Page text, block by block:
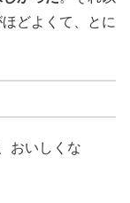
どよくて、とに
おいしくな